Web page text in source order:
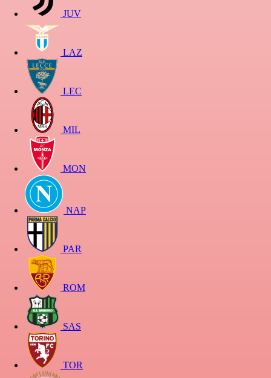
JUV
LAZ
LEC
MIL
MON
NAP
PAR
ROM
SAS
TOR